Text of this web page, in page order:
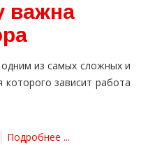
важна
из самых сложных и
которого зависит работа
Подробнее ...